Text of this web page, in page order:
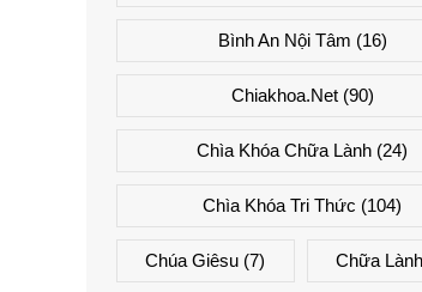
Bình An Nội Tâm (16)
Chiakhoa.net(90)
Chìa Khóa Chữa Lành (24)
Chìa Khóa Tri Thức (104)
Chúa Giêsu (7) Chữa Lành